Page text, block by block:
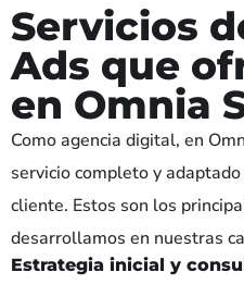
Servicios
Ads que
en Omnia
Como agencia digital, en
servicio completo y
cliente. Estos son los
desarrollamos en nuestras
Estrategia inicial y